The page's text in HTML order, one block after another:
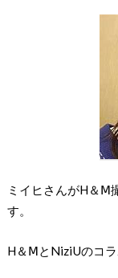
ミイヒさんがH＆Ⅿ
す。
H＆ⅯとNiziUのコラ